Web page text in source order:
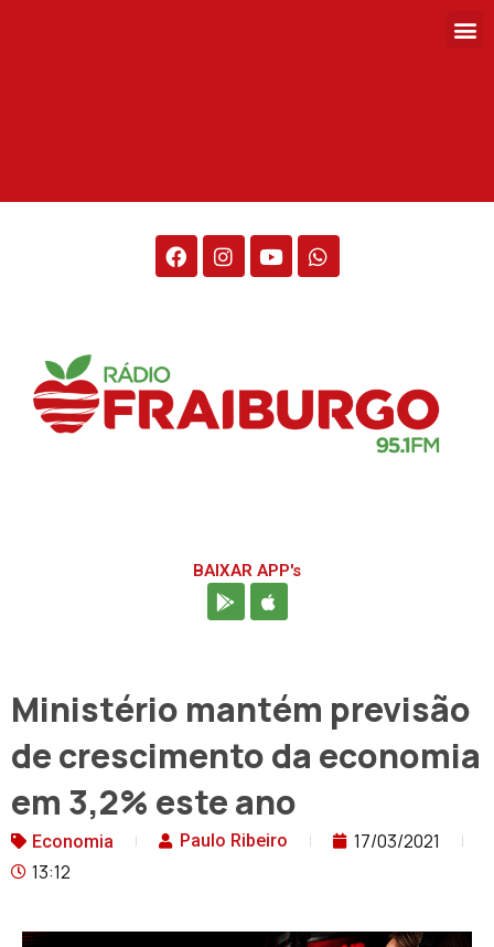
BAIXAR APP's
Ministério mantém previsão
de crescimento da economia
em 3,2% este ano
Economia Paulo Ribeiro
17/03/2021
13:12